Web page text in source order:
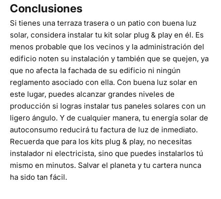
Conclusiones
Si tienes una terraza trasera o un patio con buena luz
solar, considera instalar tu kit solar plug & play en él. Es
menos probable que los vecinos y la administración del
edificio noten su instalación y también que se quejen, ya
que no afecta la fachada de su edificio ni ningún
reglamento asociado con ella. Con buena luz solar en
este lugar, puedes alcanzar grandes niveles de
producción si logras instalar tus paneles solares con un
ligero ángulo. Y de cualquier manera, tu energía solar de
autoconsumo reducirá tu factura de luz de inmediato.
Recuerda que para los kits plug & play, no necesitas
instalador ni electricista, sino que puedes instalarlos tú
mismo en minutos. Salvar el planeta y tu cartera nunca
ha sido tan fácil.